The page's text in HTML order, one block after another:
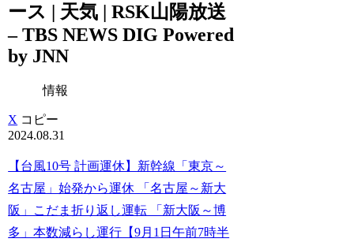
ース | 天気 | RSK山陽放送
– TBS NEWS DIG Powered
by JNN
情報
X コピー
2024.08.31
【台風10号 計画運休】新幹線「東京～
名古屋」始発から運休 「名古屋～新大
阪」こだま折り返し運転 「新大阪～博
多」本数減らし運行【9月1日午前7時半